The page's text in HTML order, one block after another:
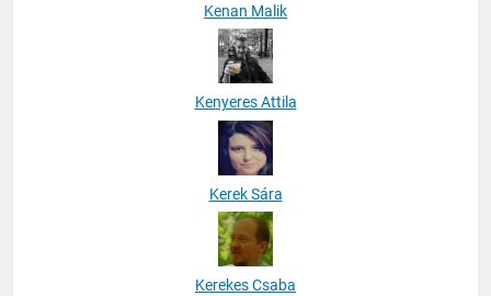
Kenan Malik
Kenyeres Attila
Kerek Sára
Kerekes Csaba